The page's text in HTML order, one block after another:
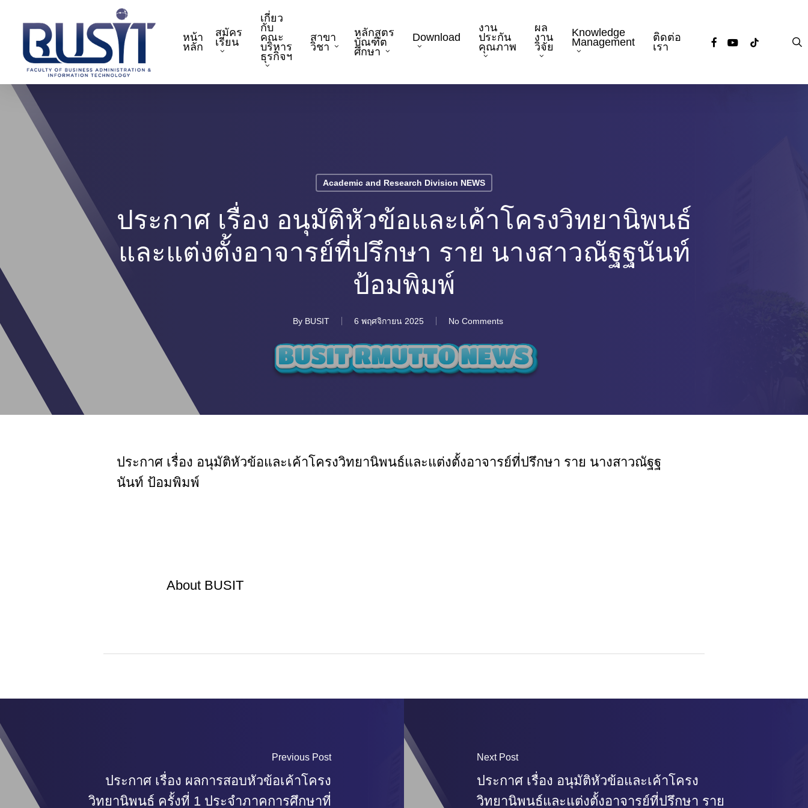
content
หน้า
หลัก
สมัคร
เรียน
เกี่ยว
กับ
คณะ
บริหาร
ธุรกิจฯ
สาขา
วิชา
หลักสูตร
บัณฑิต
ศึกษา
Download
งาน
ประกัน
คุณภาพ
ผล
งาน
วิจัย
Knowledge
Management
ติดต่อ
เรา
facebookyoutube
tiktok
Academic and Research Division NEWS
ประกาศ เรื่อง อนุมัติหัวข้อและเค้าโครงวิทยานิพนธ์
และแต่งตั้งอาจารย์ที่ปรึกษา ราย นางสาวณัฐฐนันท์
ป้อมพิมพ์
By BUSIT 6 พฤศจิกายน 2025 No Comments
ประกาศ เรื่อง อนุมัติหัวข้อและเค้าโครงวิทยานิพนธ์และแต่งตั้งอาจารย์ที่ปรึกษา ราย นางสาวณัฐฐ
นันท์ ป้อมพิมพ์
About BUSIT
Previous Post
ประกาศ เรื่อง ผลการสอบหัวข้อเค้าโครง
วิทยานิพนธ์ ครั้งที่ 1 ประจำภาคการศึกษาที่
Next Post
ประกาศ เรื่อง อนุมัติหัวข้อและเค้าโครง
วิทยานิพนธ์และแต่งตั้งอาจารย์ที่ปรึกษา ราย